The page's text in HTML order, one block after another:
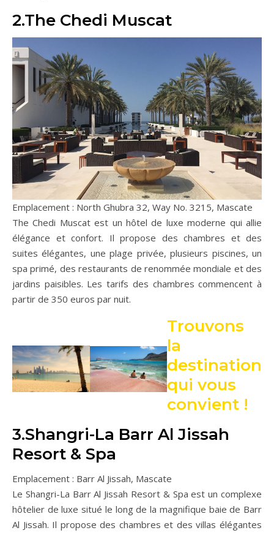
2.The Chedi Muscat
Emplacement : North Ghubra 32, Way No. 3215, Mascate
The Chedi Muscat est un hôtel de luxe moderne qui allie
élégance et confort. Il propose des chambres et des
suites élégantes, une plage privée, plusieurs piscines, un
spa primé, des restaurants de renommée mondiale et des
jardins paisibles. Les tarifs des chambres commencent à
partir de 350 euros par nuit.
Trouvons
la
destination
qui vous
convient !
3.Shangri-La Barr Al Jissah
Resort & Spa
Emplacement : Barr Al Jissah, Mascate
Le Shangri-La Barr Al Jissah Resort & Spa est un complexe
hôtelier de luxe situé le long de la magnifique baie de Barr
Al Jissah. Il propose des chambres et des villas élégantes